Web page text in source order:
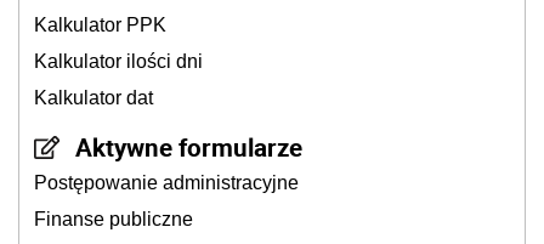
Kalkulator PPK
Kalkulator ilości dni
Kalkulator dat
Aktywne formularze
Postępowanie administracyjne
Finanse publiczne